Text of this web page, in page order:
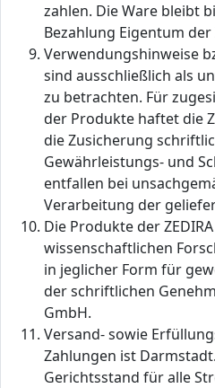
zahlen. Die Ware bleibt
Bezahlung Eigentum der
Verwendungshinweise
sind ausschließlich als
zu betrachten. Für
der Produkte haftet die
die Zusicherung
Gewährleistungs- und
entfallen bei
Verarbeitung der
Die Produkte der
wissenschaftlichen
in jeglicher Form für
der schriftlichen
GmbH.
Versand- sowie
Zahlungen ist
Gerichtsstand für alle